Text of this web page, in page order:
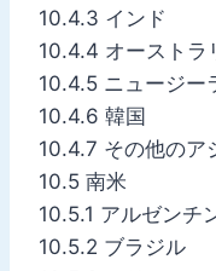
10.4.3 インド
10.4.4 オーストラ
10.4.5 ニュージー
10.4.6 韓国
10.4.7 その他のア
10.5 南米
10.5.1 アルゼンチ
10.5.2 ブラジル